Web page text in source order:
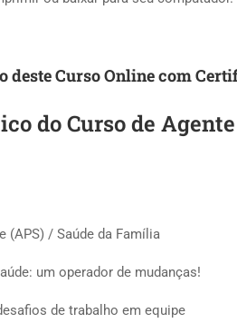
deste Curso Online com
do Curso de
(APS) / Saúde da Família
um operador de mudanças!
de trabalho em equipe